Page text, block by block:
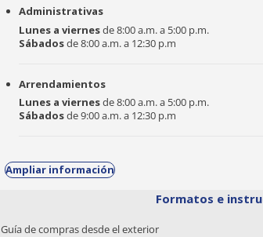
Administrativas
Lunes a viernesde 8:00 a.m. a 5:00 p.m.
Sábadosde 8:00 a.m. a 12:30 p.m
Arrendamientos
Lunes a viernesde 8:00 a.m. a 5:00 p.m.
Sábadosde 9:00 a.m. a 12:30 p.m
Ampliar información
Formatos e
Guía de compras desde el exterior